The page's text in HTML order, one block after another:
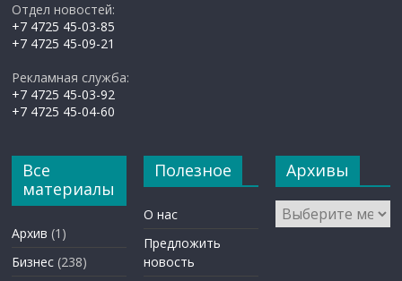
Отдел новостей:
+7 4725 45-03-85
+7 4725 45-09-21
Рекламная служба:
+7 4725 45-03-92
+7 4725 45-04-60
Все
материалы
Архив (1)
Бизнес (238)
Полезное
О нас
Предложить
новость
Архивы
Архивы